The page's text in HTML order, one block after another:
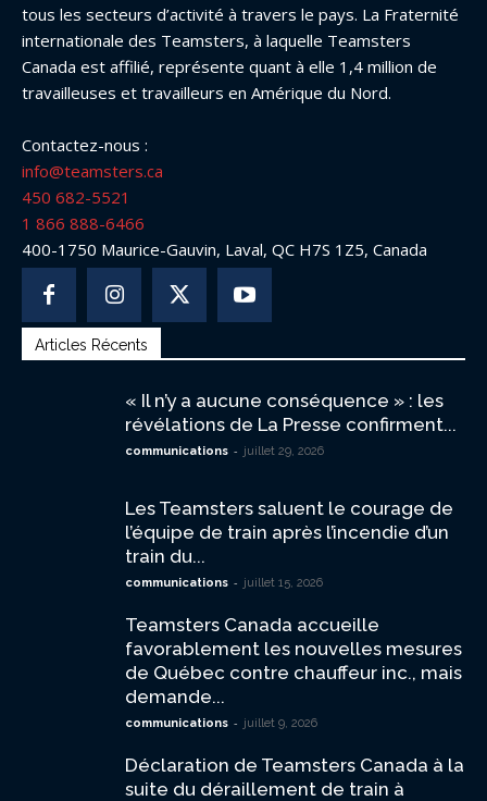
tous les secteurs d’activité à travers le pays. La Fraternité
internationale des Teamsters, à laquelle Teamsters
Canada est affilié, représente quant à elle 1,4 million de
travailleuses et travailleurs en Amérique du Nord.
Contactez-nous :
info@teamsters.ca
450 682-5521
1 866 888-6466
400-1750 Maurice-Gauvin, Laval, QC H7S 1Z5, Canada
Articles Récents
« Il n’y a aucune conséquence » : les
révélations de La Presse confirment...
communications - juillet 29, 2026
Les Teamsters saluent le courage de
l’équipe de train après l’incendie d’un
train du...
communications - juillet 15, 2026
Teamsters Canada accueille
favorablement les nouvelles mesures
de Québec contre chauffeur inc., mais
demande...
communications - juillet 9, 2026
Déclaration de Teamsters Canada à la
suite du déraillement de train à